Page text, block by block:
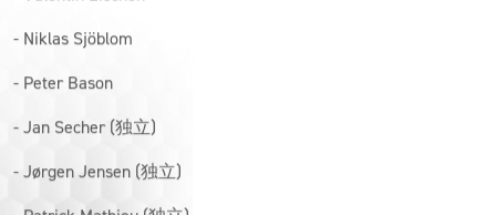
- Niklas Sjöblom
- Peter Bason
- Jan Secher (独立)
- Jørgen Jensen (独立)